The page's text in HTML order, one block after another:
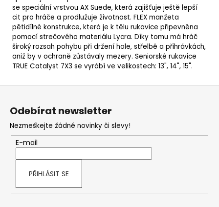
se speciální vrstvou AX Suede, která zajišťuje ještě lepší
cit pro hráče a prodlužuje životnost. FLEX manžeta
pětidílné konstrukce, která je k tělu rukavice připevněna
pomocí strečového materiálu Lycra. Díky tomu má hráč
široký rozsah pohybu při držení hole, střelbě a přihrávkách,
aniž by v ochraně zůstávaly mezery. Seniorské rukavice
TRUE Catalyst 7X3 se vyrábí ve velikostech: 13", 14", 15".
Z
Odebírat newsletter
Nezmeškejte žádné novinky či slevy!
E-mail
PŘIHLÁSIT SE